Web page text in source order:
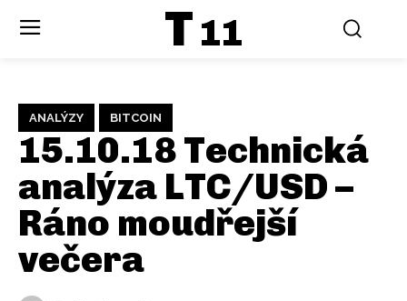
T 11
ANALÝZY BITCOIN
15.10.18 Technická
analýza LTC/USD –
Ráno moudřejší
večera